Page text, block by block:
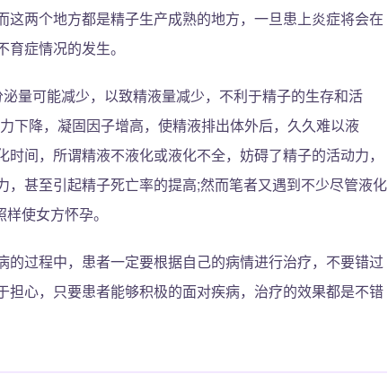
两个地方都是精子生产成熟的地方，一旦患上炎症将会在
症情况的发生。
量可能减少，以致精液量减少，不利于精子的生存和活
下降，凝固因子增高，使精液排出体外后，久久难以液
间，所谓精液不液化或液化不全，妨碍了精子的活动力，
甚至引起精子死亡率的提高;然而笔者又遇到不少尽管液化
使女方怀孕。
过程中，患者一定要根据自己的病情进行治疗，不要错过
心，只要患者能够积极的面对疾病，治疗的效果都是不错